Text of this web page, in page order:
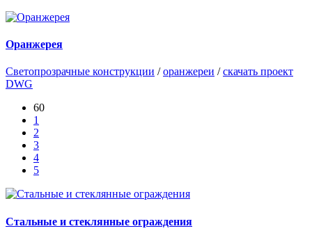
Оранжерея
Светопрозрачные конструкции /оранжереи /скачать проект
DWG
60
1
2
3
4
5
Стальные и стеклянные ограждения